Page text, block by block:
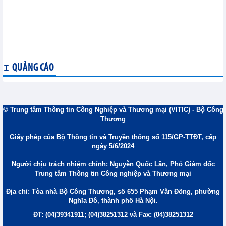
QUẢNG CÁO
© Trung tâm Thông tin Công Nghiệp và Thương mại (VITIC) - Bộ Công
Thương
Giấy phép của Bộ Thông tin và Truyền thông số 115/GP-TTĐT, cấp
ngày 5/6/2024
Người chịu trách nhiệm chính: Nguyễn Quốc Lân, Phó Giám đốc
Trung tâm Thông tin Công nghiệp và Thương mại
Địa chỉ: Tòa nhà Bộ Công Thương, số 655 Phạm Văn Đồng, phường
Nghĩa Đô, thành phố Hà Nội.
ĐT: (04)39341911; (04)38251312 và Fax: (04)38251312